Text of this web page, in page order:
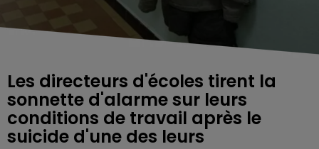
Les directeurs d'écoles tirent la
sonnette d'alarme sur leurs
conditions de travail après le
suicide d'une des leurs